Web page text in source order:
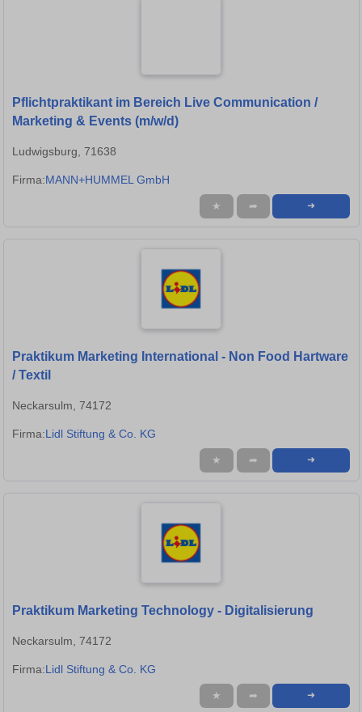
Pflichtpraktikant im Bereich Live Communication /
Marketing & Events (m/w/d)
Ludwigsburg, 71638
Firma:MANN+HUMMEL GmbH
★ ➦ ➜
Praktikum Marketing International - Non Food Hartware
/ Textil
Neckarsulm, 74172
Firma:Lidl Stiftung & Co. KG
★ ➦ ➜
Praktikum Marketing Technology - Digitalisierung
Neckarsulm, 74172
Firma:Lidl Stiftung & Co. KG
★ ➦ ➜